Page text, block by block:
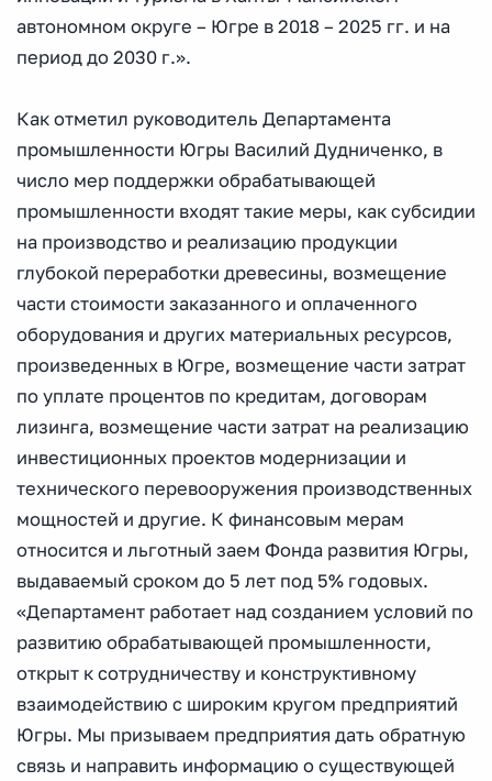
автономном округе – Югре в 2018 – 2025 гг. и на
период до 2030 г.».
Как отметил руководитель Департамента
промышленности Югры Василий Дудниченко, в
число мер поддержки обрабатывающей
промышленности входят такие меры, как субсидии
на производство и реализацию продукции
глубокой переработки древесины, возмещение
части стоимости заказанного и оплаченного
оборудования и других материальных ресурсов,
произведенных в Югре, возмещение части затрат
по уплате процентов по кредитам, договорам
лизинга, возмещение части затрат на реализацию
инвестиционных проектов модернизации и
технического перевооружения производственных
мощностей и другие. К финансовым мерам
относится и льготный заем Фонда развития Югры,
выдаваемый сроком до 5 лет под 5% годовых.
«Департамент работает над созданием условий по
развитию обрабатывающей промышленности,
открыт к сотрудничеству и конструктивному
взаимодействию с широким кругом предприятий
Югры. Мы призываем предприятия дать обратную
связь и направить информацию о существующей